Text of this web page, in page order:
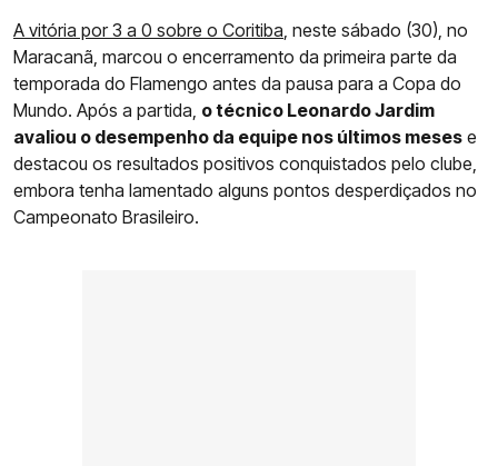
A vitória por 3 a 0 sobre o Coritiba , neste sábado (30), no
Maracanã, marcou o encerramento da primeira parte da
temporada do Flamengo antes da pausa para a Copa do
Mundo. Após a partida, o técnico Leonardo Jardim
avaliou o desempenho da equipe nos últimos meses e
destacou os resultados positivos conquistados pelo clube,
embora tenha lamentado alguns pontos desperdiçados no
Campeonato Brasileiro.